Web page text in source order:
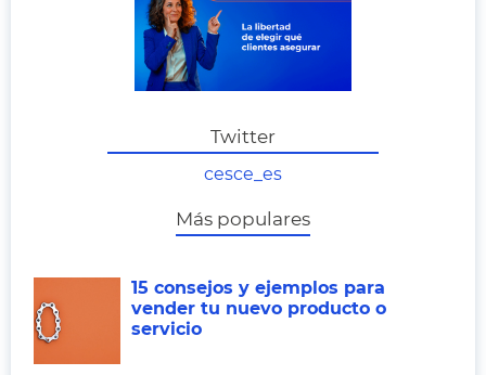
Twitter
cesce_es
Más populares
15 consejos y ejemplos para
vender tu nuevo producto o
servicio